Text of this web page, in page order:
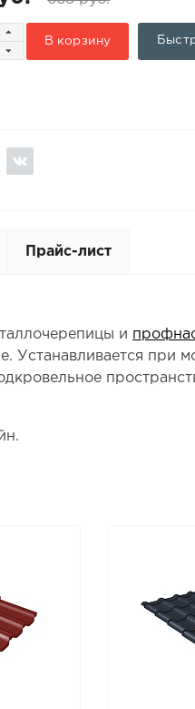
В корзину
Прайс-лист
и
Устанавливается при